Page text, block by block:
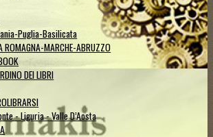
Puglia-Basilicata
ROMAGNA-MARCHE-ABRUZZO
DEI LIBRI
- Liguria - Valle D’Aosta